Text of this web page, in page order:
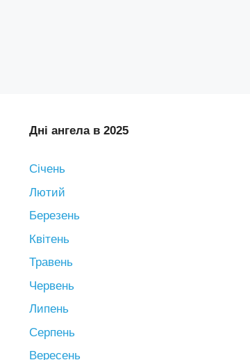
Дні ангела в 2025
Січень
Лютий
Березень
Квітень
Травень
Червень
Липень
Серпень
Вересень